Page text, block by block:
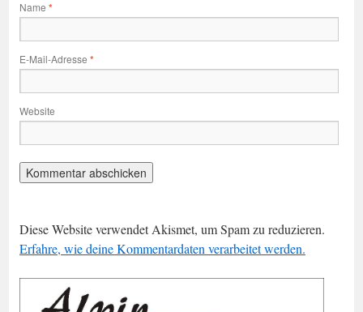
Name *
E-Mail-Adresse *
Website
Diese Website verwendet Akismet, um Spam zu reduzieren.
Erfahre, wie deine Kommentardaten verarbeitet werden.